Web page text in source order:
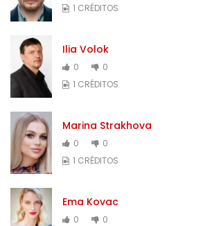
1 CRÉDITOS
Ilia Volok
0
0
1 CRÉDITOS
Marina Strakhova
0
0
1 CRÉDITOS
Ema Kovac
0
0